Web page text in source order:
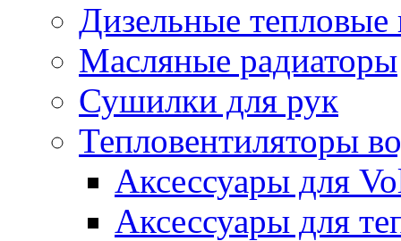
Дизельные
Масляные радиаторы
Сушилки для рук
Тепловентиляторы
Аксессуары для
Аксессуары для